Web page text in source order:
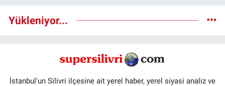
Yükleniyor...
İstanbul'un Silivri ilçesine ait yerel haber, yerel siyasi analiz ve